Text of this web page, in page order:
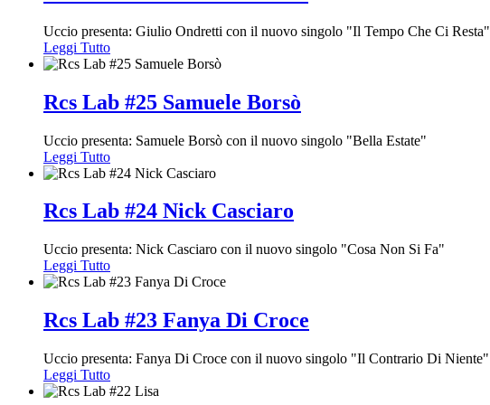
Uccio presenta: Giulio Ondretti con il nuovo singolo "Il Tempo Che Ci Resta"
Leggi Tutto
Rcs Lab #25 Samuele Borsò
Uccio presenta: Samuele Borsò con il nuovo singolo "Bella Estate"
Leggi Tutto
Rcs Lab #24 Nick Casciaro
Uccio presenta: Nick Casciaro con il nuovo singolo "Cosa Non Si Fa"
Leggi Tutto
Rcs Lab #23 Fanya Di Croce
Uccio presenta: Fanya Di Croce con il nuovo singolo "Il Contrario Di Niente"
Leggi Tutto